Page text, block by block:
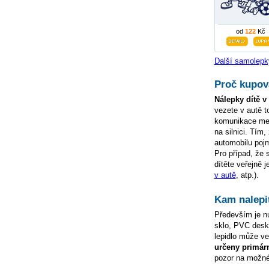
od 122Kč
Další
Proč
Nálepky dítě v
vezete v autě
komunikace
na silnici. Tím,
automobilu
Pro případ, že
dítěte veřejně
v autě, atp.).
Kam
Především je
sklo, PVC
lepidlo může
určeny
pozor na